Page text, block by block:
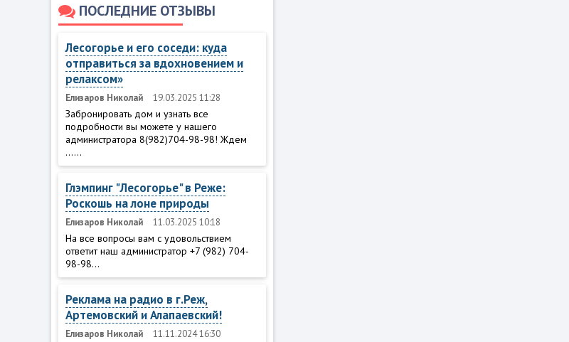
ПОСЛЕДНИЕ ОТЗЫВЫ
Лесогорье и его соседи: куда
отправиться за вдохновением и
релаксом»
Елизаров Николай 19.03.2025 11:28
Забронировать дом и узнать все
подробности вы можете у нашего
администратора 8(982)704-98-98! Ждем
......
Глэмпинг "Лесогорье" в Реже:
Роскошь на лоне природы
Елизаров Николай 11.03.2025 10:18
На все вопросы вам с удовольствием
ответит наш администратор +7 (982) 704-
98-98...
Реклама на радио в г.Реж,
Артемовский и Алапаевский!
Елизаров Николай 11.11.2024 16:30